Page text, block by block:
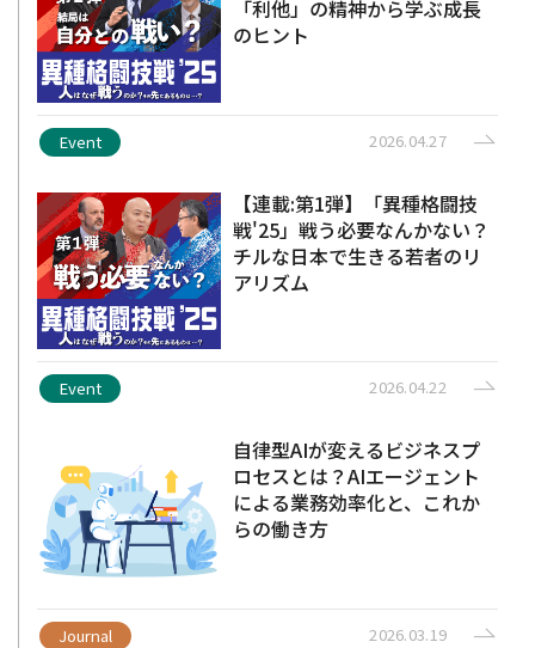
「利他」の精神から学ぶ成長
のヒント
Event 2026.04.27
【連載:第1弾】「異種格闘技
戦'25」戦う必要なんかない？
チルな日本で生きる若者のリ
アリズム
Event 2026.04.22
自律型AIが変えるビジネスプ
ロセスとは？AIエージェント
による業務効率化と、これか
らの働き方
Journal 2026.03.19